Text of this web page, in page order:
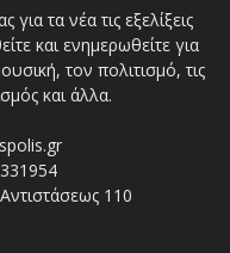
τα νέα τις εξελίξεις
και ενημερωθείτε για
τον πολιτισμό, τις
και άλλα.
110